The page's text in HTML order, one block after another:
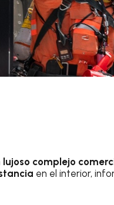
complejo
en el interior,